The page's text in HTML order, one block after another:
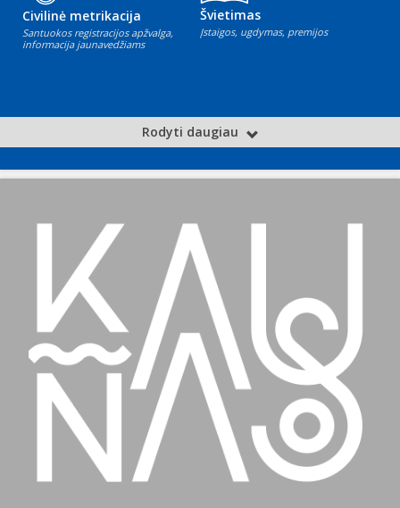
Civilinė metrikacija
Santuokos registracijos apžvalga,
informacija jaunavedžiams
Švietimas
Įstaigos, ugdymas, premijos
Rodyti daugiau